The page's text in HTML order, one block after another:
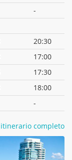
-
20:30
17:00
17:30
18:00
-
completo